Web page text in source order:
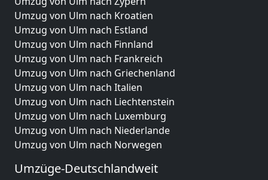
Umzug von Ulm nach Kroatien
Umzug von Ulm nach Estland
Umzug von Ulm nach Finnland
Umzug von Ulm nach Frankreich
Umzug von Ulm nach Griechenland
Umzug von Ulm nach Italien
Umzug von Ulm nach Liechtenstein
Umzug von Ulm nach Luxemburg
Umzug von Ulm nach Niederlande
Umzug von Ulm nach Norwegen
Umzüge-Deutschlandweit